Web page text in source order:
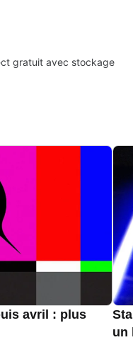
gratuit avec stockage
avril : plus
un